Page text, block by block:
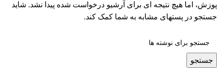
پوزش، اما هیچ نتیجه ای برای آرشیو درخواست شده پیدا نشد. شاید
جستجو در پستهای مشابه به شما کمک کند.
جستجو